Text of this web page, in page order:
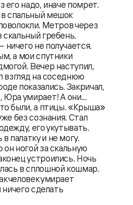
его надо, иначе помрет.
спальный мешок
Метров через
скальный гребень.
не получается.
а мои спутники
Вечер наступил,
взгляд на соседнюю
показались. Закричал,
Юра умирает! А они...
были, а птицы. «Крыша»
без сознания. Стал
его укутывать.
палатку и не могу.
ногой за скальную
устроились. Ночь
в сплошной кошмар.
человек умирает
ничего сделать